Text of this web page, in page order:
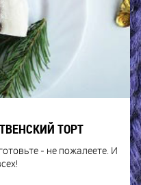
ТОРТ
- не пожалеете. И